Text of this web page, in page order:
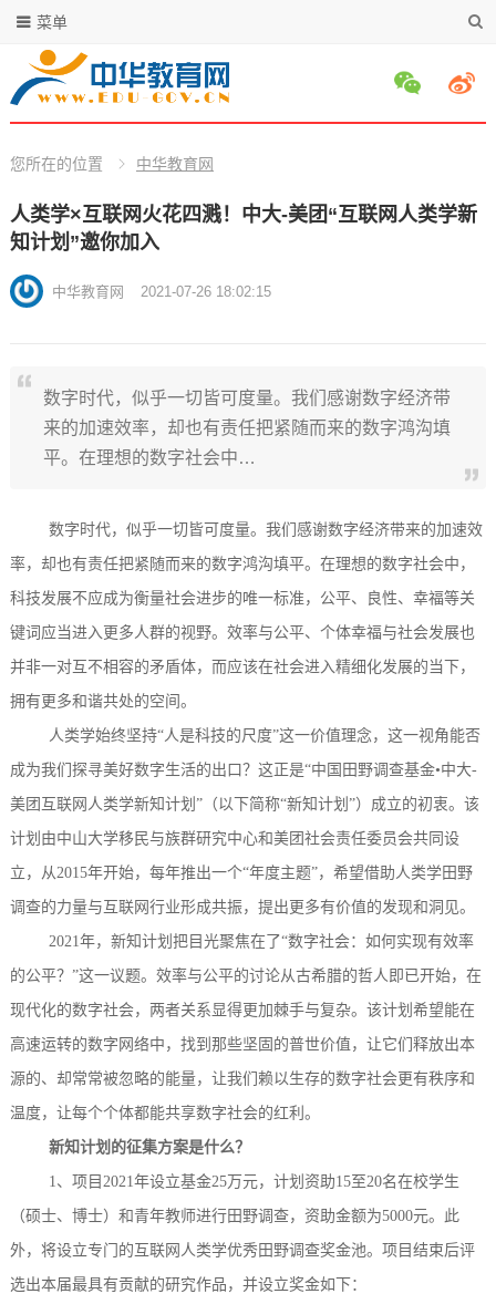
菜单
您所在的位置 中华教育网
人类学×互联网火花四溅！中大-美团“互联网人类学新
知计划”邀你加入
中华教育网 2021-07-26 18:02:15
数字时代，似乎一切皆可度量。我们感谢数字经济带
来的加速效率，却也有责任把紧随而来的数字鸿沟填
平。在理想的数字社会中…
数字时代，似乎一切皆可度量。我们感谢数字经济带来的加速效
率，却也有责任把紧随而来的数字鸿沟填平。在理想的数字社会中，
科技发展不应成为衡量社会进步的唯一标准，公平、良性、幸福等关
键词应当进入更多人群的视野。效率与公平、个体幸福与社会发展也
并非一对互不相容的矛盾体，而应该在社会进入精细化发展的当下，
拥有更多和谐共处的空间。
人类学始终坚持“人是科技的尺度”这一价值理念，这一视角能否
成为我们探寻美好数字生活的出口？这正是“中国田野调查基金•中大-
美团互联网人类学新知计划”（以下简称“新知计划 ”）成立的初衷。该
计划由中山大学移民与族群研究中心和美团社会责任委员会共同设
立 ，从2015年开始，每年推出一个“年度主题”，希望借助人类学田野
调查的力量与互联网行业形成共振，提出更多有价值的发现和洞见。
2021年，新知计划把目光聚焦在了“数字社会：如何实现有效率
的公平？ ”这一议题。效率与公平的讨论从古希腊的哲人即已开始，在
现代化的数字社会，两者关系显得更加棘手与复杂。该计划希望能在
高速运转的数字网络中，找到那些坚固的普世价值，让它们释放出本
源的、却常常被忽略的能量，让我们赖以生存的数字社会更有秩序和
温度，让每个个体都能共享数字社会的红利。
新知计划的征集方案是什么？
1、项目2021年设立基金25万元，计划资助15至20名在校学生
（硕士、博士） 和青年教师进行田野调查， 资助金额为5000元。此
外，将设立专门的互联网人类学优秀田野调查奖金池。项目结束后评
选出本届最具有贡献的研究作品，并设立奖金如下：